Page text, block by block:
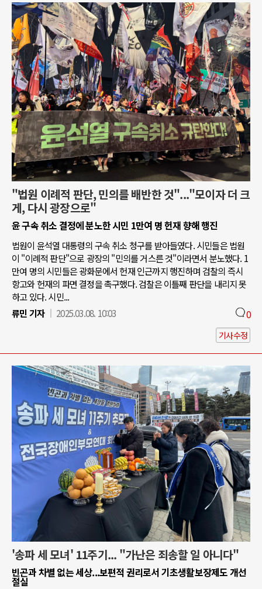
"법원 이례적 판단, 민의를 배반한 것"..."모이자 더 크
게, 다시 광장으로"
윤 구속 취소 결정에 분노한 시민 1만여 명 헌재 향해 행진
법원이 윤석열 대통령의 구속 취소 청구를 받아들였다. 시민들은 법원
이 "이례적 판단"으로 광장의 "민의를 거스른 것"이라면서 분노했다. 1
만여 명의 시민들은 광화문에서 헌재 인근까지 행진하며 검찰의 즉시
항고와 헌재의 파면 결정을 촉구했다. 검찰은 이틀째 판단을 내리지 못
하고 있다. 시민...
류민 기자
2025.03.08. 10:03 0
기사수정
'송파 세 모녀' 11주기... "가난은 죄송할 일 아니다"
빈곤과 차별 없는 세상...보편적 권리로서 기초생활보장제도 개선
절실